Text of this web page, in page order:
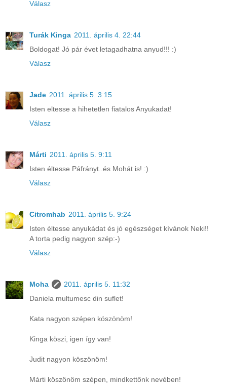
Válasz
Turák Kinga 2011. április 4. 22:44
Boldogat! Jó pár évet letagadhatna anyud!!! :)
Válasz
Jade 2011. április 5. 3:15
Isten eltesse a hihetetlen fiatalos Anyukadat!
Válasz
Márti 2011. április 5. 9:11
Isten éltesse Páfrányt..és Mohát is! :)
Válasz
Citromhab 2011. április 5. 9:24
Isten éltesse anyukádat és jó egészséget kívánok Neki!!
A torta pedig nagyon szép:-)
Válasz
Moha
2011. április 5. 11:32
Daniela multumesc din suflet!
Kata nagyon szépen köszönöm!
Kinga köszi, igen így van!
Judit nagyon köszönöm!
Márti köszönöm szépen, mindkettőnk nevében!